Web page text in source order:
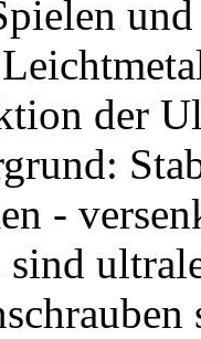
der
-
sind